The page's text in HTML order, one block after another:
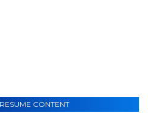
CONTENT